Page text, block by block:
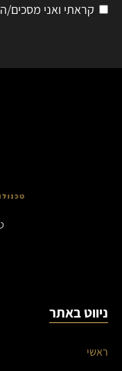
קראתי ואני מסכים/
ניווט באתר
ראשי